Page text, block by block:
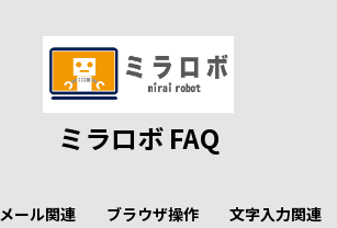
ミラロボ FAQ
メール関連 ブラウザ操作 文字入力関連